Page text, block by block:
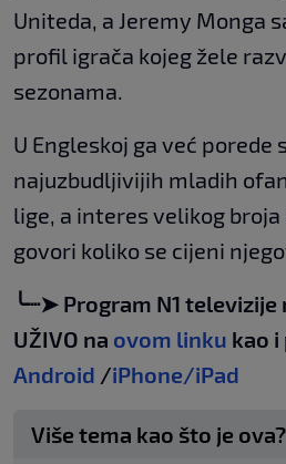
Uniteda, a Jeremy Monga
profil igrača kojeg žele
sezonama.
U Engleskoj ga već porede
najuzbudljivijih mladih
lige, a interes velikog
govori koliko se cijeni
╰┈➤ Program N1
UŽIVO na ovom linku kao i
Android /iPhone/iPad
Više tema kao što je ova?